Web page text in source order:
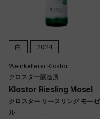
熟成：ステンレスタンク
年間生産量
10600
栽培面積
18ha
白 2024
Weinkellerei Klostor
クロスター醸造所
Klostor Riesling Mosel
クロスター リースリング モーゼ
ル